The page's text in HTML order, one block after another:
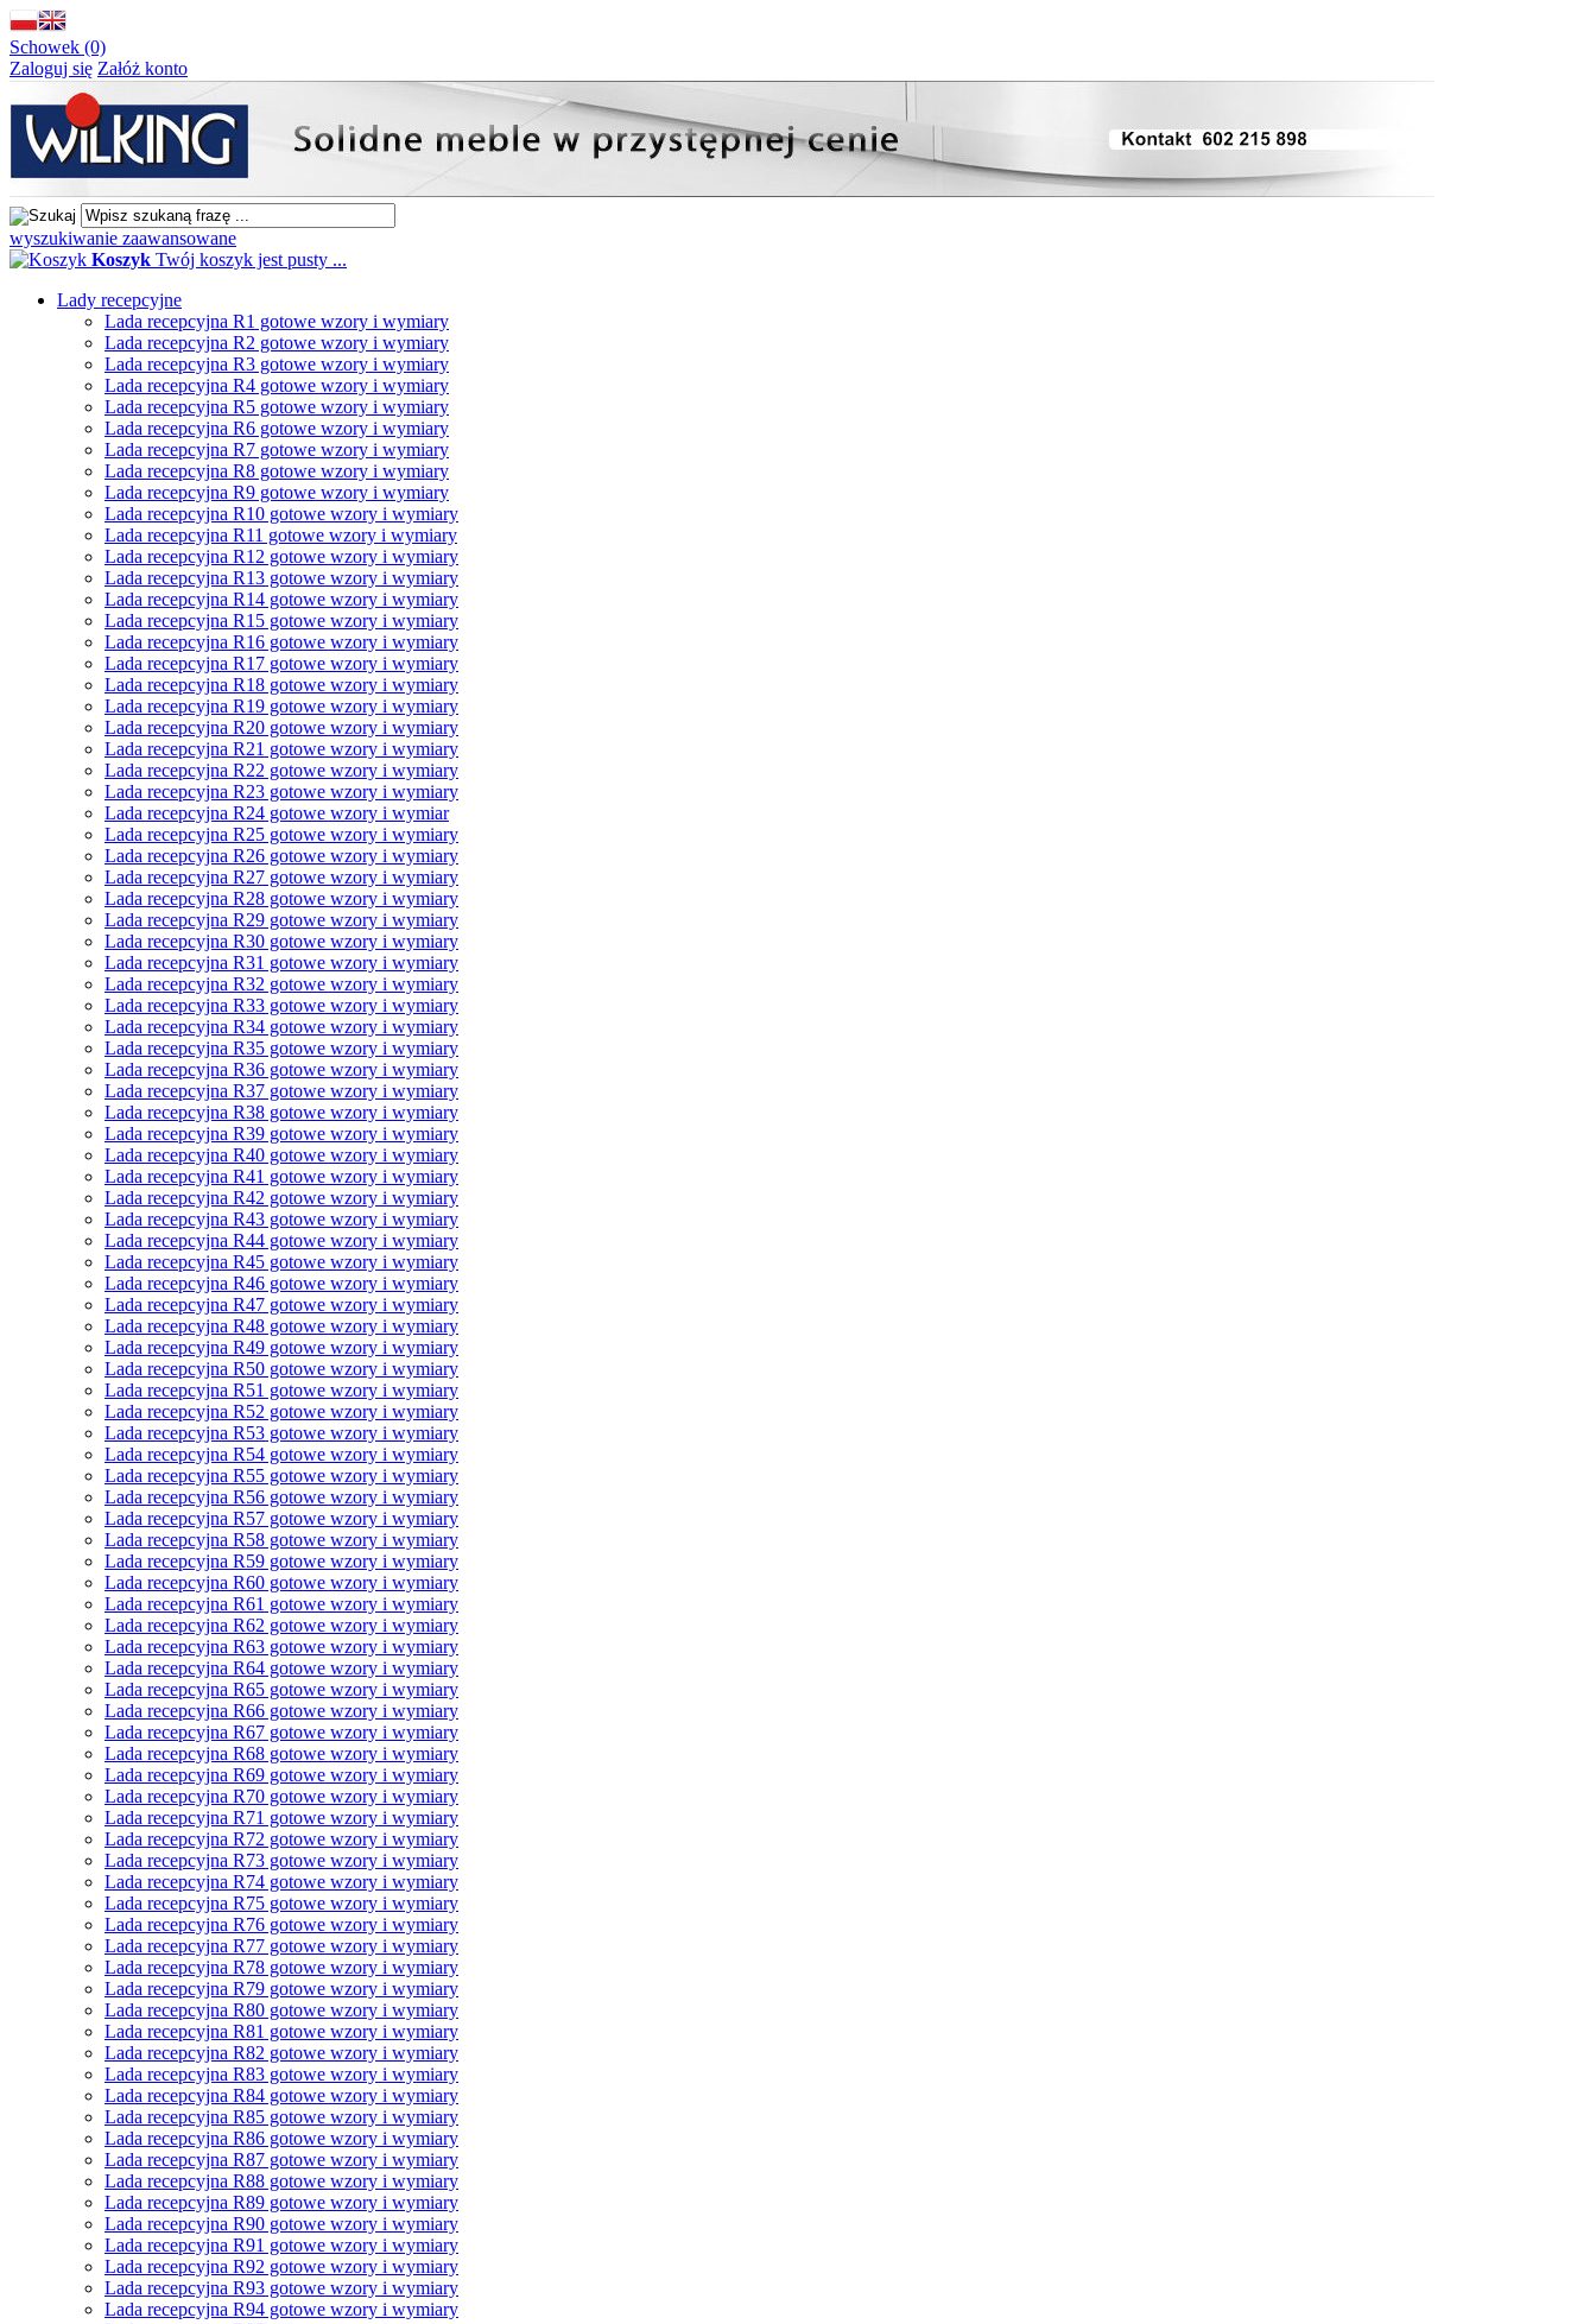
Schowek (0)
Zaloguj się Załóż konto
wyszukiwanie zaawansowane
Koszyk Twój koszyk jest pusty ...
Lady recepcyjne
Lada recepcyjna R1 gotowe wzory i wymiary
Lada recepcyjna R2 gotowe wzory i wymiary
Lada recepcyjna R3 gotowe wzory i wymiary
Lada recepcyjna R4 gotowe wzory i wymiary
Lada recepcyjna R5 gotowe wzory i wymiary
Lada recepcyjna R6 gotowe wzory i wymiary
Lada recepcyjna R7 gotowe wzory i wymiary
Lada recepcyjna R8 gotowe wzory i wymiary
Lada recepcyjna R9 gotowe wzory i wymiary
Lada recepcyjna R10 gotowe wzory i wymiary
Lada recepcyjna R11 gotowe wzory i wymiary
Lada recepcyjna R12 gotowe wzory i wymiary
Lada recepcyjna R13 gotowe wzory i wymiary
Lada recepcyjna R14 gotowe wzory i wymiary
Lada recepcyjna R15 gotowe wzory i wymiary
Lada recepcyjna R16 gotowe wzory i wymiary
Lada recepcyjna R17 gotowe wzory i wymiary
Lada recepcyjna R18 gotowe wzory i wymiary
Lada recepcyjna R19 gotowe wzory i wymiary
Lada recepcyjna R20 gotowe wzory i wymiary
Lada recepcyjna R21 gotowe wzory i wymiary
Lada recepcyjna R22 gotowe wzory i wymiary
Lada recepcyjna R23 gotowe wzory i wymiary
Lada recepcyjna R24 gotowe wzory i wymiar
Lada recepcyjna R25 gotowe wzory i wymiary
Lada recepcyjna R26 gotowe wzory i wymiary
Lada recepcyjna R27 gotowe wzory i wymiary
Lada recepcyjna R28 gotowe wzory i wymiary
Lada recepcyjna R29 gotowe wzory i wymiary
Lada recepcyjna R30 gotowe wzory i wymiary
Lada recepcyjna R31 gotowe wzory i wymiary
Lada recepcyjna R32 gotowe wzory i wymiary
Lada recepcyjna R33 gotowe wzory i wymiary
Lada recepcyjna R34 gotowe wzory i wymiary
Lada recepcyjna R35 gotowe wzory i wymiary
Lada recepcyjna R36 gotowe wzory i wymiary
Lada recepcyjna R37 gotowe wzory i wymiary
Lada recepcyjna R38 gotowe wzory i wymiary
Lada recepcyjna R39 gotowe wzory i wymiary
Lada recepcyjna R40 gotowe wzory i wymiary
Lada recepcyjna R41 gotowe wzory i wymiary
Lada recepcyjna R42 gotowe wzory i wymiary
Lada recepcyjna R43 gotowe wzory i wymiary
Lada recepcyjna R44 gotowe wzory i wymiary
Lada recepcyjna R45 gotowe wzory i wymiary
Lada recepcyjna R46 gotowe wzory i wymiary
Lada recepcyjna R47 gotowe wzory i wymiary
Lada recepcyjna R48 gotowe wzory i wymiary
Lada recepcyjna R49 gotowe wzory i wymiary
Lada recepcyjna R50 gotowe wzory i wymiary
Lada recepcyjna R51 gotowe wzory i wymiary
Lada recepcyjna R52 gotowe wzory i wymiary
Lada recepcyjna R53 gotowe wzory i wymiary
Lada recepcyjna R54 gotowe wzory i wymiary
Lada recepcyjna R55 gotowe wzory i wymiary
Lada recepcyjna R56 gotowe wzory i wymiary
Lada recepcyjna R57 gotowe wzory i wymiary
Lada recepcyjna R58 gotowe wzory i wymiary
Lada recepcyjna R59 gotowe wzory i wymiary
Lada recepcyjna R60 gotowe wzory i wymiary
Lada recepcyjna R61 gotowe wzory i wymiary
Lada recepcyjna R62 gotowe wzory i wymiary
Lada recepcyjna R63 gotowe wzory i wymiary
Lada recepcyjna R64 gotowe wzory i wymiary
Lada recepcyjna R65 gotowe wzory i wymiary
Lada recepcyjna R66 gotowe wzory i wymiary
Lada recepcyjna R67 gotowe wzory i wymiary
Lada recepcyjna R68 gotowe wzory i wymiary
Lada recepcyjna R69 gotowe wzory i wymiary
Lada recepcyjna R70 gotowe wzory i wymiary
Lada recepcyjna R71 gotowe wzory i wymiary
Lada recepcyjna R72 gotowe wzory i wymiary
Lada recepcyjna R73 gotowe wzory i wymiary
Lada recepcyjna R74 gotowe wzory i wymiary
Lada recepcyjna R75 gotowe wzory i wymiary
Lada recepcyjna R76 gotowe wzory i wymiary
Lada recepcyjna R77 gotowe wzory i wymiary
Lada recepcyjna R78 gotowe wzory i wymiary
Lada recepcyjna R79 gotowe wzory i wymiary
Lada recepcyjna R80 gotowe wzory i wymiary
Lada recepcyjna R81 gotowe wzory i wymiary
Lada recepcyjna R82 gotowe wzory i wymiary
Lada recepcyjna R83 gotowe wzory i wymiary
Lada recepcyjna R84 gotowe wzory i wymiary
Lada recepcyjna R85 gotowe wzory i wymiary
Lada recepcyjna R86 gotowe wzory i wymiary
Lada recepcyjna R87 gotowe wzory i wymiary
Lada recepcyjna R88 gotowe wzory i wymiary
Lada recepcyjna R89 gotowe wzory i wymiary
Lada recepcyjna R90 gotowe wzory i wymiary
Lada recepcyjna R91 gotowe wzory i wymiary
Lada recepcyjna R92 gotowe wzory i wymiary
Lada recepcyjna R93 gotowe wzory i wymiary
Lada recepcyjna R94 gotowe wzory i wymiary